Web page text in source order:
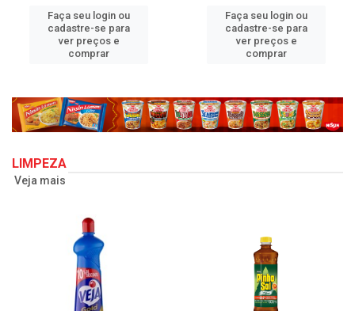
Faça seu login ou
cadastre-se para
ver preços e
comprar
Faça seu login ou
cadastre-se para
ver preços e
comprar
LIMPEZA
Veja mais